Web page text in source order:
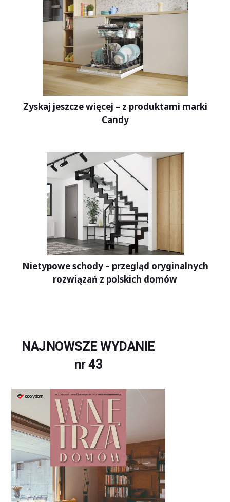
Zyskaj jeszcze więcej – z produktami marki
Candy
Nietypowe schody – przegląd oryginalnych
rozwiązań z polskich domów
NAJNOWSZE WYDANIE
nr 43